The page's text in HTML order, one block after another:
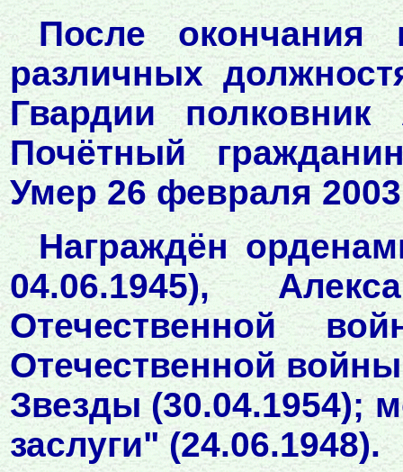
После
различных
Гвардии
Почётный
Умер 26 февраля
Награждён
04.06.1945),
Отечественной
Отечественной
Звезды (30.04.1954);
заслуги" (24.06.1948).